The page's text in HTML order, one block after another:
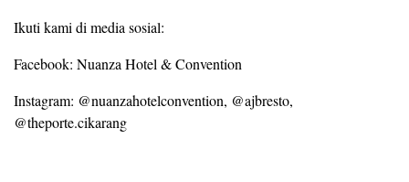
Ikuti kami di media sosial:
Facebook: Nuanza Hotel & Convention
Instagram: @nuanzahotelconvention, @ajbresto,
@theporte.cikarang